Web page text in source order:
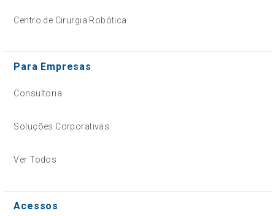
Centro de Cirurgia Robótica
Para Empresas
Consultoria
Soluções Corporativas
Ver Todos
Acessos